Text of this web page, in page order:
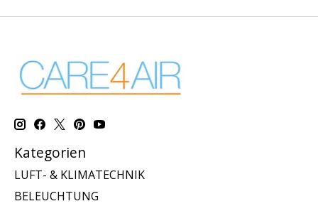
Kategorien
LUFT- & KLIMATECHNIK
BELEUCHTUNG